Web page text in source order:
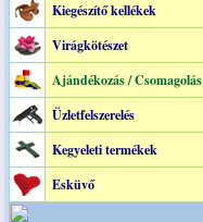
Kiegészítő kellékek
Virágkötészet
Ajándékozás / Csomagolás
Üzletfelszerelés
Kegyeleti termékek
Esküvő